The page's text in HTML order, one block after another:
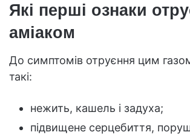
Які перші ознаки
аміаком
До симптомів отруєння цим
такі:
нежить, кашель і задуха;
підвищене серцебиття,